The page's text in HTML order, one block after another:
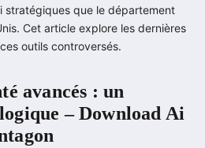
stratégiques que le département
Cet article explore les dernières
outils controversés.
avancés : un
– Download Ai